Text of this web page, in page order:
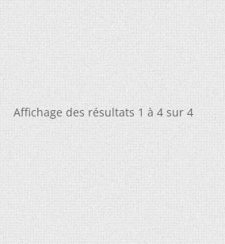
Affichage des résultats 1 à 4 sur 4